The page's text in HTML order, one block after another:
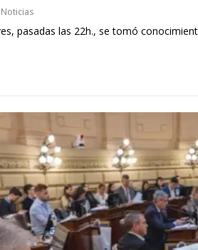
Noticias
pasadas las 22h., se tomó